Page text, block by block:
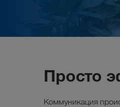
Просто
Коммуникация